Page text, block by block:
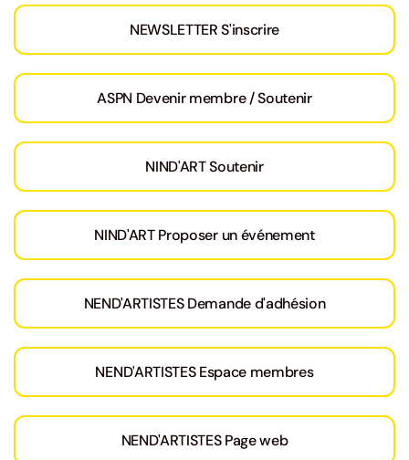
NEWSLETTER S'inscrire
ASPN Devenir membre / Soutenir
NIND'ART Soutenir
NIND'ART Proposer un événement
NEND'ARTISTES Demande d'adhésion
NEND'ARTISTES Espace membres
NEND'ARTISTES Page web